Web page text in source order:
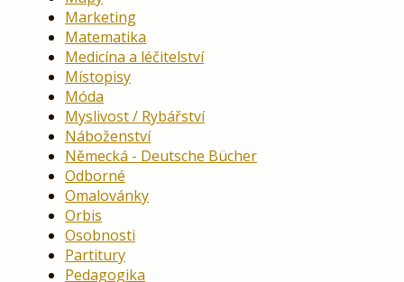
Marketing
Matematika
Medicína a léčitelství
Místopisy
Móda
Myslivost / Rybářství
Náboženství
Německá - Deutsche Bücher
Odborné
Omalovánky
Orbis
Osobnosti
Partitury
Pedagogika